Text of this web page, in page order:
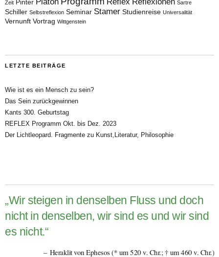
Zeit Pinter Sartre
Schiller Selbstreflexion Seminar Stamer Studienreise Universalität
Vernunft Vortrag Wittgenstein
LETZTE BEITRÄGE
Wie ist es ein Mensch zu sein?
Das Sein zurückgewinnen
Kants 300. Geburtstag
REFLEX Programm Okt. bis Dez. 2023
Der Lichtleopard. Fragmente zu Kunst,Literatur, Philosophie
„Wir steigen in denselben Fluss und doch
nicht in denselben, wir sind es und wir sind
es nicht.“
Heraklit von Ephesos (* um 520 v. Chr.; † um 460 v. Chr.)